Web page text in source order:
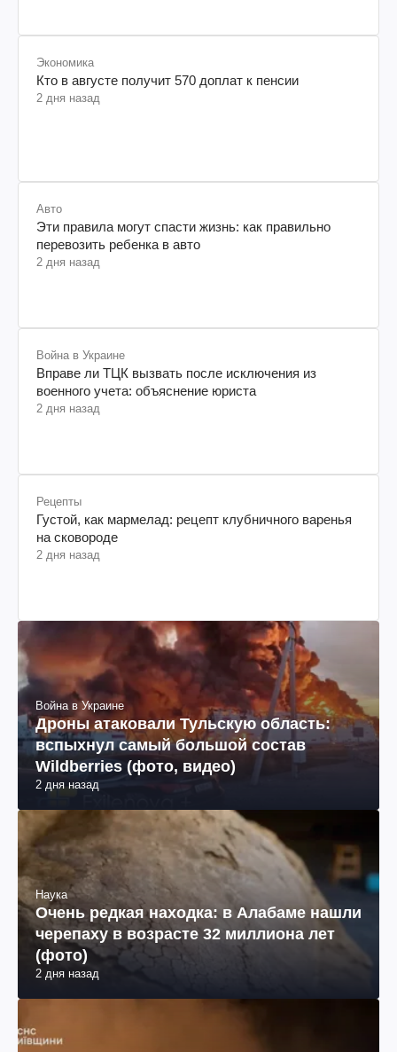
Экономика
Кто в августе получит 570 доплат к пенсии
2 дня назад
Авто
Эти правила могут спасти жизнь: как правильно
перевозить ребенка в авто
2 дня назад
Война в Украине
Вправе ли ТЦК вызвать после исключения из
военного учета: объяснение юриста
2 дня назад
Рецепты
Густой, как мармелад: рецепт клубничного варенья
на сковороде
2 дня назад
Война в Украине
Дроны атаковали Тульскую область:
вспыхнул самый большой состав
Wildberries (фото, видео)
2 дня назад
Наука
Очень редкая находка: в Алабаме нашли
черепаху в возрасте 32 миллиона лет
(фото)
2 дня назад